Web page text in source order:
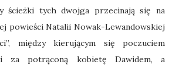
ścieżki tych dwojga przecinają się na
powieści Natalii Nowak-Lewandowskiej
między kierującym się poczuciem
za potrąconą kobietę Dawidem, a